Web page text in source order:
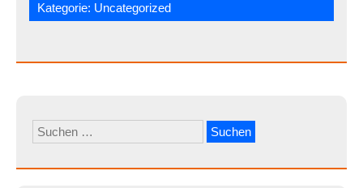
Kategorie: Uncategorized
Suchen
nach: